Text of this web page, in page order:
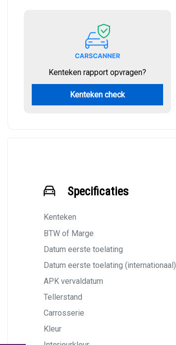
Kenteken rapport opvragen?
Kenteken check
Specificaties
Kenteken
BTW of Marge
Datum eerste toelating
Datum eerste toelating (internationaal)
APK vervaldatum
Tellerstand
Carrosserie
Kleur